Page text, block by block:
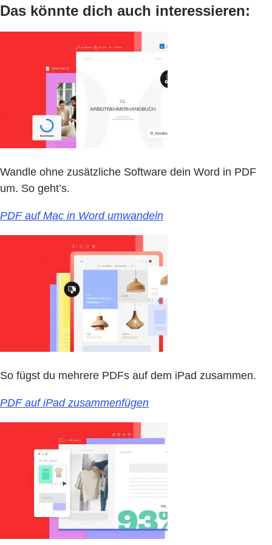
Das könnte dich auch interessieren:
Wandle ohne zusätzliche Software dein Word in PDF
um. So geht’s.
PDF auf Mac in Word umwandeln
So fügst du mehrere PDFs auf dem iPad zusammen.
PDF auf iPad zusammenfügen